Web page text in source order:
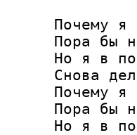
Почему я
Пора бы
Но я в
Снова
Почему я
Пора бы
Но я в